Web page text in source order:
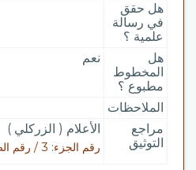
هل حقق
في رسالة
علمية ؟
هل
المخطوط
مطبوع ؟
نعم
الملاحظات
مراجع
التوثيق
الأعلام ( الزركلي )
رقم الجزء: 3 / رقم الصفحة: 331